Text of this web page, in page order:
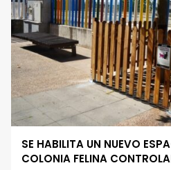
SE HABILITA UN NUEVO
COLONIA FELINA